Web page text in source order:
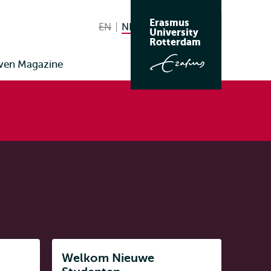
taal
EN English not available
NL Nederlands huidige taal
Zoeken
Erasmus
University
Rotterdam
Magazine
Subnavigatie
Welkom Nieuwe